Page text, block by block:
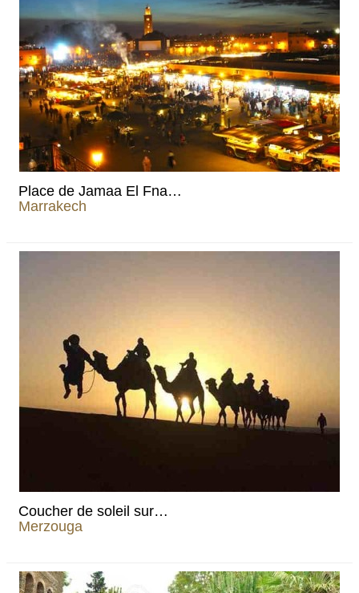
Place de Jamaa El Fna…
Marrakech
Coucher de soleil sur…
Merzouga